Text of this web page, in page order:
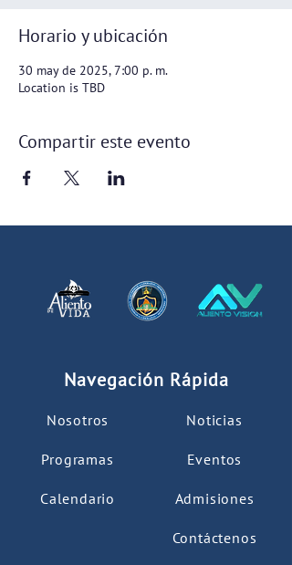
Horario y ubicación
30 may de 2025, 7:00 p. m.
Location is TBD
Compartir este evento
Navegación Rápida
Nosotros
Programas
Calendario
Noticias
Eventos
Admisiones
Contáctenos